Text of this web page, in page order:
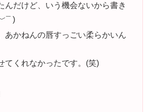
んだけど、いう機会ないから書き
)
あかねんの唇すっごい柔らかいん
てくれなかったです。(笑)